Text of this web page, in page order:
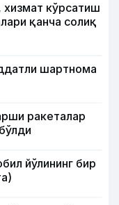
хизмат кўрсатиш
қанча солиқ
шартнома
ракеталар
йўлининг бир